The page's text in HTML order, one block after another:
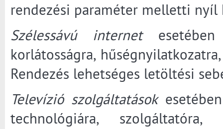
rendezési paraméter melletti nyíl
Szélessávú internetesetében
korlátosságra,
Rendezés lehetséges letöltési
Televízió szolgáltatások
technológiára,